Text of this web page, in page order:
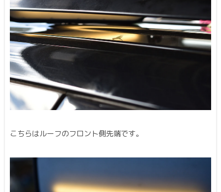
こちらはルーフのフロント側先端です。